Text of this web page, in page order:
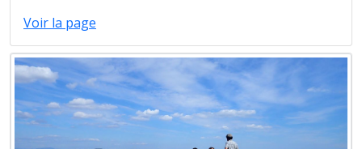
Voir la page